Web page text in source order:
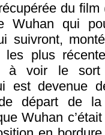
du
Wuhan qui
suivront,
plus
à voir le
est devenue
départ de la
Wuhan